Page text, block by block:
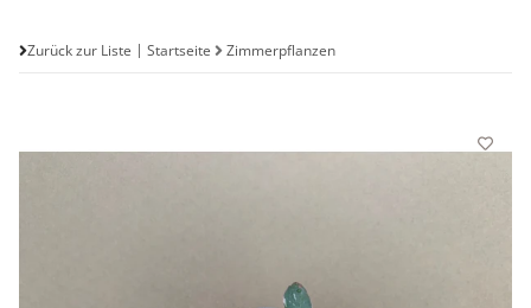
Zurück zur Liste Startseite Zimmerpflanzen